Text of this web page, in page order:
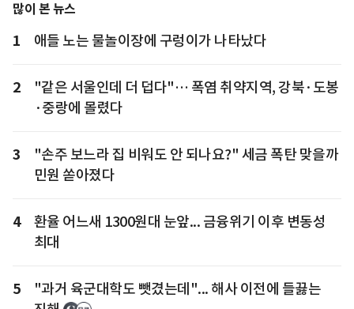
많이 본 뉴스
1 애들 노는 물놀이장에 구렁이가 나타났다
2
"같은 서울인데 더 덥다"… 폭염 취약지역, 강북·도봉
·중랑에 몰렸다
3
"손주 보느라 집 비워도 안 되나요?" 세금 폭탄 맞을까
민원 쏟아졌다
4
환율 어느새 1300원대 눈앞... 금융위기 이후 변동성
최대
5
"과거 육군대학도 뺏겼는데"... 해사 이전에 들끓는